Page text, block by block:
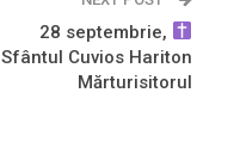
28 septembrie,
Sfântul Cuvios Hariton
Mărturisitorul